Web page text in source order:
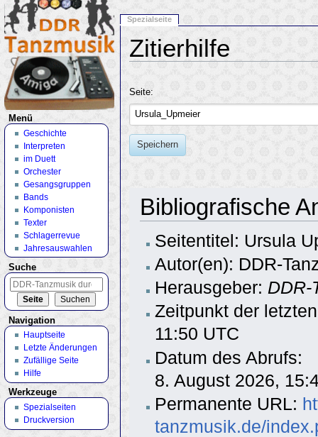
Zitierhilfe
Seite:
Speichern
Bibliografische
Seitentitel: Ursula
Autor(en): DDR-
Herausgeber:
Zeitpunkt der
11:50 UTC
Datum des Abrufs:
8. August 2026,
Permanente URL:
tanzmusik.de/
Spezialseite
Menü
Geschichte
Interpreten
im Duett
Orchester
Gesangsgruppen
Bands
Komponisten
Texter
Schlagerrevue
Jahresauswahlen
Suche
Navigation
Hauptseite
Letzte Änderungen
Zufällige Seite
Hilfe
Werkzeuge
Spezialseiten
Druckversion